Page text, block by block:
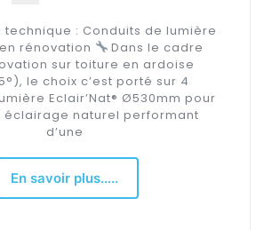
technique : Conduits de lumière
rénovation
Dans le cadre
sur toiture en ardoise
le choix c’est porté sur 4
Eclair’Nat® Ø530mm pour
éclairage naturel performant
d’une
En savoir plus.....